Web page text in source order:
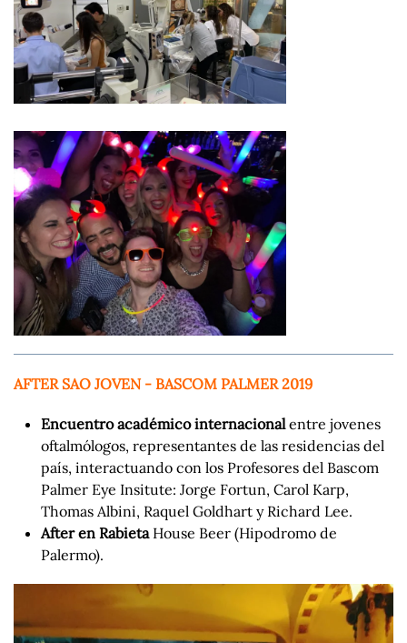
AFTER SAO JOVEN - BASCOM PALMER 2019
Encuentro académico internacionalentre jovenes
oftalmólogos, representantes de las residencias del
país, interactuando con los Profesores del Bascom
Palmer Eye Insitute: Jorge Fortun, Carol Karp,
Thomas Albini, Raquel Goldhart y Richard Lee.
After en RabietaHouse Beer (Hipodromo de
Palermo).